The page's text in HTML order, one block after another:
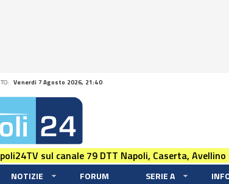
Venerdi 7 Agosto 2026, 21:40
sul canale 79 DTT Napoli, Caserta,
NOTIZIE FORUM SERIE A